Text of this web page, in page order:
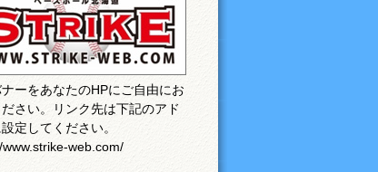
ナーをあなたのHPにご自由にお
さい。リンク先は下記のアド
定してください。
web.com/